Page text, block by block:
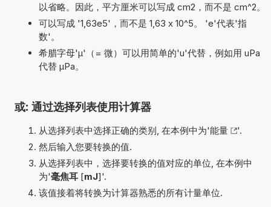
以省略。因此，平方厘米可以写成 cm2，而不是 cm^2。
可以写成 '1,63e5'，而不是 1,63 x 10^5。 'e'代表'指
数'。
希腊字母'µ'（= 微）可以用简单的'u'代替，例如用 uPa
代替 µPa。
或: 通过选择列表使用计算器
从选择列表中选择正确的类别, 在本例中为'能量
'.
然后输入您要转换的值.
从选择列表中，选择要转换的值对应的单位, 在本例中
为'毫焦耳[mJ]'.
该值接着将转换为计算器熟悉的所有计量单位.